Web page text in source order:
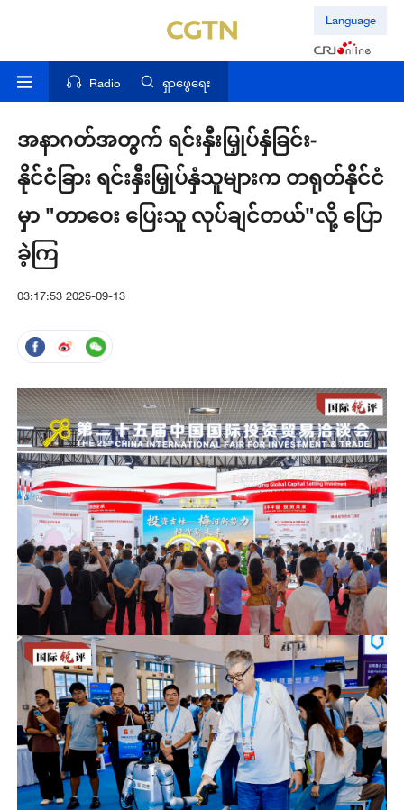
Language
Radio ရှာဖွေရေး
အနာဂတ်အတွက် ရင်းနှီးမြှုပ်နှံခြင်း-
နိုင်ငံခြား ရင်းနှီးမြှုပ်နှံသူများက တရုတ်နိုင်ငံ
မှာ "တာဝေး ပြေးသူ လုပ်ချင်တယ်"လို့ ပြော
ခဲ့ကြ
03:17:53 2025-09-13